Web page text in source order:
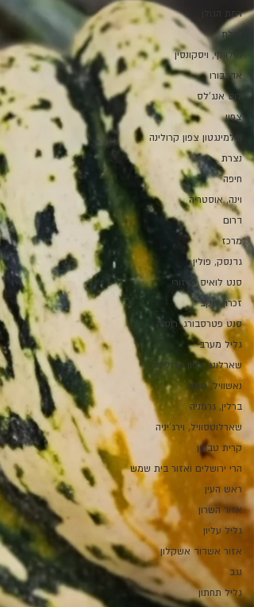
רמת הגולן
אילת
מילווקי, ויסקונסין
אדינבורו
לוס אנג'לס
צפון
ווילמינגטון צפון קרולינה
נצרת
חיפה
וינה, אוסטריה
דרום
מרכז
גדנסק, פולין
סנט לואיס, מיזורי
זכרון יעקב
סנט פטרסבורג, רוסיה
גליל מערבי
שארלוט, צפון קרולינה
נאשוויל, טנסי
ברלין, גרמניה
שארלוטסוויל, וירג'יניה
קרית טבעון
הרי ירושלים ואזור בית שמש
ראש העין
אזור השרון
גליל עליון
אזור אשדוד אשקלון
נגב
גליל תחתון